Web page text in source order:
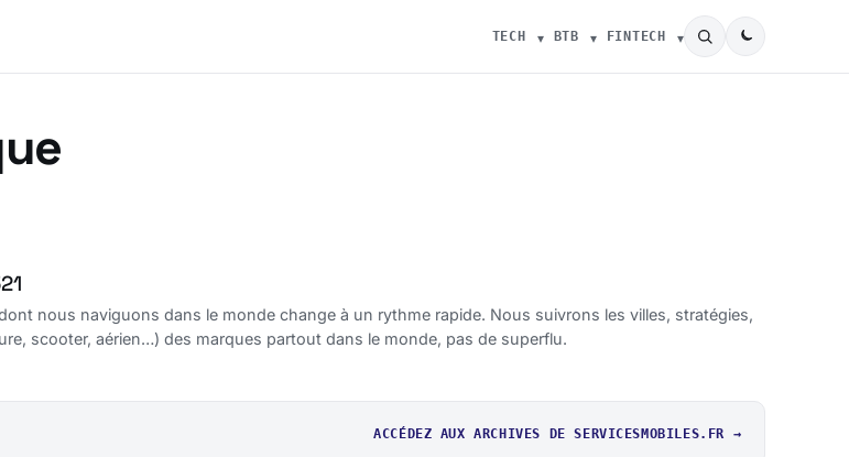
TECH BTB FINTECH
nous naviguons dans le monde change à un rythme rapide. Nous suivrons les villes, stratégies,
scooter, aérien…) des marques partout dans le monde, pas de superflu.
ACCÉDEZ AUX ARCHIVES DE SERVICESMOBILES.FR →